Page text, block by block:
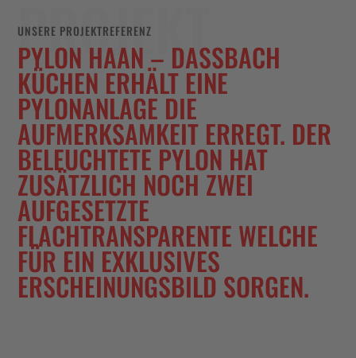
PROJEKT
UNSERE PROJEKTREFERENZ
PYLON HAAN – DASSBACH
KÜCHEN ERHÄLT EINE
PYLONANLAGE DIE
AUFMERKSAMKEIT ERREGT. DER
BELEUCHTETE PYLON HAT
ZUSÄTZLICH NOCH ZWEI
AUFGESETZTE
FLACHTRANSPARENTE WELCHE
FÜR EIN EXKLUSIVES
ERSCHEINUNGSBILD SORGEN.